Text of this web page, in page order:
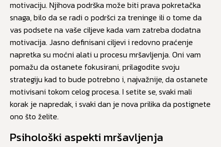
motivaciju. Njihova podrška može biti prava pokretačka
snaga, bilo da se radi o podršci za treninge ili o tome da
vas podsete na vaše ciljeve kada vam zatreba dodatna
motivacija. Jasno definisani ciljevi i redovno praćenje
napretka su moćni alati u procesu mršavljenja. Oni vam
pomažu da ostanete fokusirani, prilagodite svoju
strategiju kad to bude potrebno i, najvažnije, da ostanete
motivisani tokom celog procesa. I setite se, svaki mali
korak je napredak, i svaki dan je nova prilika da postignete
ono što želite.
Psihološki aspekti mršavljenja